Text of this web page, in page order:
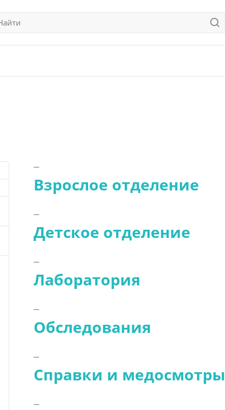
Взрослое отделение
Детское отделение
Лаборатория
Обследования
Справки и медосмотры